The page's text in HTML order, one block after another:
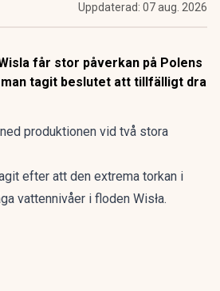
Uppdaterad: 07 aug. 2026
får stor påverkan på Polens
tagit beslutet att tillfälligt dra
produktionen vid två stora
efter att den extrema torkan i
vattennivåer i floden Wisła.